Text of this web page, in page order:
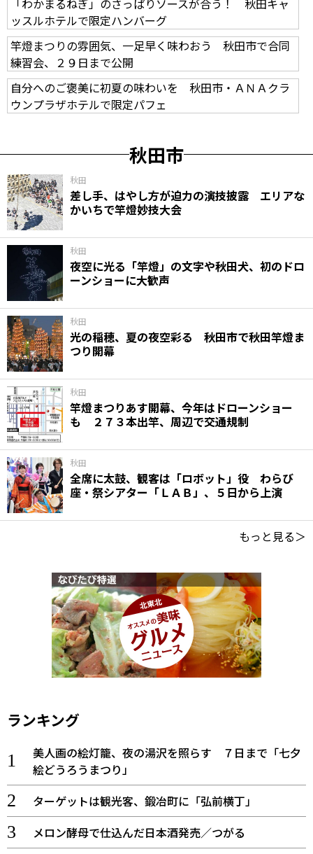
「わかまるねぎ」のさっぱりソースが合う！ 秋田キャ
ッスルホテルで限定ハンバーグ
竿燈まつりの雰囲気、一足早く味わおう 秋田市で合同
練習会、２９日まで公開
自分へのご褒美に初夏の味わいを 秋田市・ＡＮＡクラ
ウンプラザホテルで限定パフェ
秋田市
秋田
差し手、はやし方が迫力の演技披露 エリアな
かいちで竿燈妙技大会
秋田
夜空に光る「竿燈」の文字や秋田犬、初のドロ
ーンショーに大歓声
秋田
光の稲穂、夏の夜空彩る 秋田市で秋田竿燈ま
つり開幕
秋田
竿燈まつりあす開幕、今年はドローンショー
も ２７３本出竿、周辺で交通規制
秋田
全席に太鼓、観客は「ロボット」役 わらび
座・祭シアター「ＬＡＢ」、５日から上演
もっと見る＞
ランキング
美人画の絵灯籠、夜の湯沢を照らす ７日まで「七夕
絵どうろうまつり」
ターゲットは観光客、鍛冶町に「弘前横丁」
メロン酵母で仕込んだ日本酒発売／つがる